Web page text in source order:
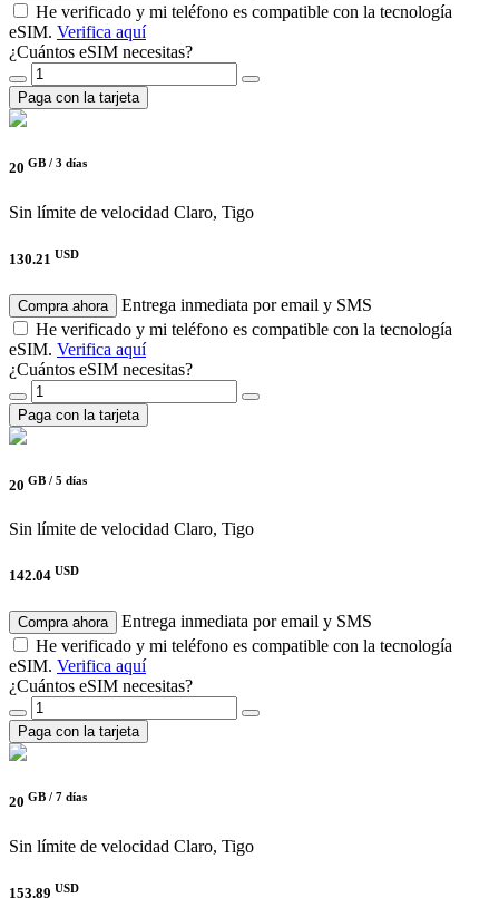
He verificado y mi teléfono es compatible con la tecnología
eSIM. Verifica aquí
¿Cuántos eSIM necesitas?
Paga con la tarjeta
20 GB / 3 días
Sin límite de velocidad Claro, Tigo
130.21 USD
Compra ahora
Entrega inmediata por email y SMS
He verificado y mi teléfono es compatible con la tecnología
eSIM. Verifica aquí
¿Cuántos eSIM necesitas?
Paga con la tarjeta
20 GB / 5 días
Sin límite de velocidad Claro, Tigo
142.04 USD
Compra ahora
Entrega inmediata por email y SMS
He verificado y mi teléfono es compatible con la tecnología
eSIM. Verifica aquí
¿Cuántos eSIM necesitas?
Paga con la tarjeta
20 GB / 7 días
Sin límite de velocidad Claro, Tigo
153.89 USD